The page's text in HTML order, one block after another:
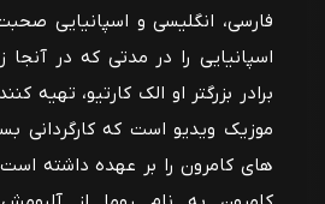
فارسی، انگلیسی و اسپانیایی
اسپانیایی را در مدتی که در
برادر بزرگتر او الک کارتیو، تهیه
موزیک ویدیو است که کارگردانی
های کامرون را بر عهده داشته